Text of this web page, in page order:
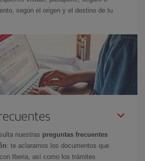
según el origen y el destino de tu
nuestras preguntas frecuentes
: te aclaramos los documentos que
Iberia, así como los trámites